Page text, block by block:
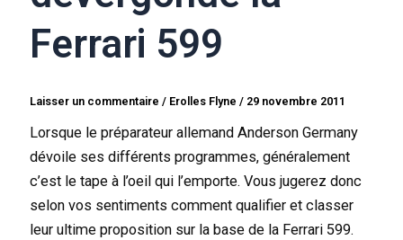
Ferrari 599
Laisser un commentaire / Erolles Flyne/ 29 novembre 2011
Lorsque le préparateur allemand Anderson Germany
dévoile ses différents programmes, généralement
c’est le tape à l’oeil qui l’emporte. Vous jugerez donc
selon vos sentiments comment qualifier et classer
leur ultime proposition sur la base de la Ferrari 599.